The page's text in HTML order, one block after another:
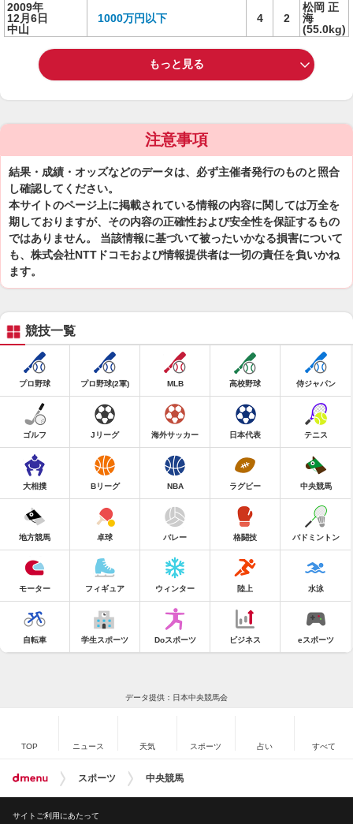
2009年
12月6日
中山
1000万円以下 4 2
松岡 正
海
(55.0kg)
もっと見る
注意事項
結果・成績・オッズなどのデータは、必ず主催者発行のものと照合
し確認してください。
本サイトのページ上に掲載されている情報の内容に関しては万全を
期しておりますが、その内容の正確性および安全性を保証するもの
ではありません。 当該情報に基づいて被ったいかなる損害について
も、株式会社NTTドコモおよび情報提供者は一切の責任を負いかね
ます。
競技一覧
プロ野球 プロ野球(2軍) MLB 高校野球 侍ジャパン
ゴルフ Jリーグ 海外サッカー 日本代表 テニス
大相撲 Bリーグ NBA ラグビー 中央競馬
地方競馬 卓球 バレー 格闘技 バドミントン
モーター フィギュア ウィンター 陸上 水泳
自転車 学生スポーツ Doスポーツ ビジネス eスポーツ
データ提供：日本中央競馬会
TOP ニュース 天気 スポーツ 占い すべて
スポーツ 中央競馬
サイトご利用にあたって